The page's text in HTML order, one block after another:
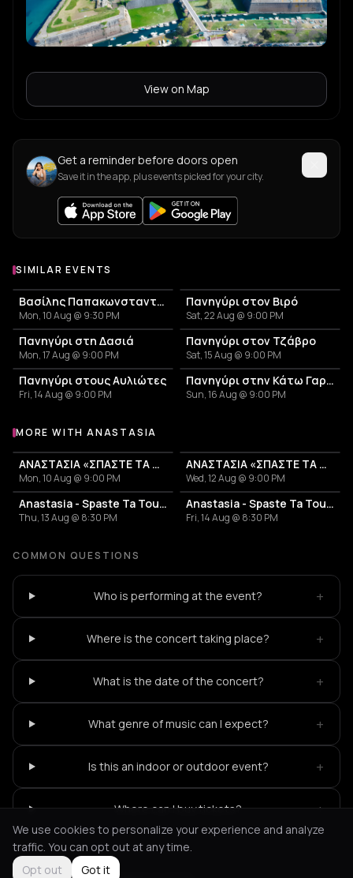
View on Map
Get a reminder before doors open
Save it in the app, plus events picked for your city.
SIMILAR EVENTS
Βασίλης Παπακωνσταντίνου, Περιοδεία 2026
Mon, 10 Aug @ 9:30 PM
Πανηγύρι στον Βιρό
Sat, 22 Aug @ 9:00 PM
Πανηγύρι στη Δασιά
Mon, 17 Aug @ 9:00 PM
Πανηγύρι στον Τζάβρο
Sat, 15 Aug @ 9:00 PM
Πανηγύρι στους Αυλιώτες
Fri, 14 Aug @ 9:00 PM
Πανηγύρι στην Κάτω Γαρούνα
Sun, 16 Aug @ 9:00 PM
More events with Anastasia
MORE WITH ANASTASIA
ΑΝΑΣΤΑΣΙΑ «ΣΠΑΣΤΕ ΤΑ TOUR 2026»
Mon, 10 Aug @ 9:00 PM
ΑΝΑΣΤΑΣΙΑ «ΣΠΑΣΤΕ ΤΑ TOUR 2026»
Wed, 12 Aug @ 9:00 PM
Anastasia - Spaste Ta Tour 2026
Thu, 13 Aug @ 8:30 PM
Anastasia - Spaste Ta Tour 2026
Fri, 14 Aug @ 8:30 PM
COMMON QUESTIONS
Who is performing at the event? +
Where is the concert taking place? +
What is the date of the concert? +
What genre of music can I expect? +
Is this an indoor or outdoor event? +
Where can I buy tickets? +
We use cookies to personalize your experience and analyze
traffic. You can opt out at any time.
Opt out
Got it